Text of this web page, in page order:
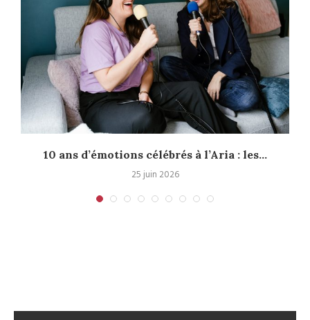
10 ans d’émotions célébrés à l’Aria : les...
25 juin 2026